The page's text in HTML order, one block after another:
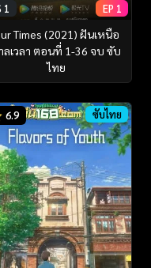
1 EP 1
Times (2021) ฝันเหนือ
ลเวลา ตอนที่ 1-36 จบ ซับ
ไทย
6.9 ซับไทย